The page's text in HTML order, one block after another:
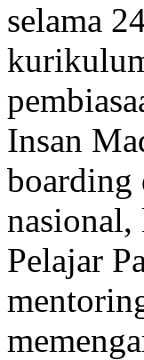
selama
Insan
boarding
Pelajar